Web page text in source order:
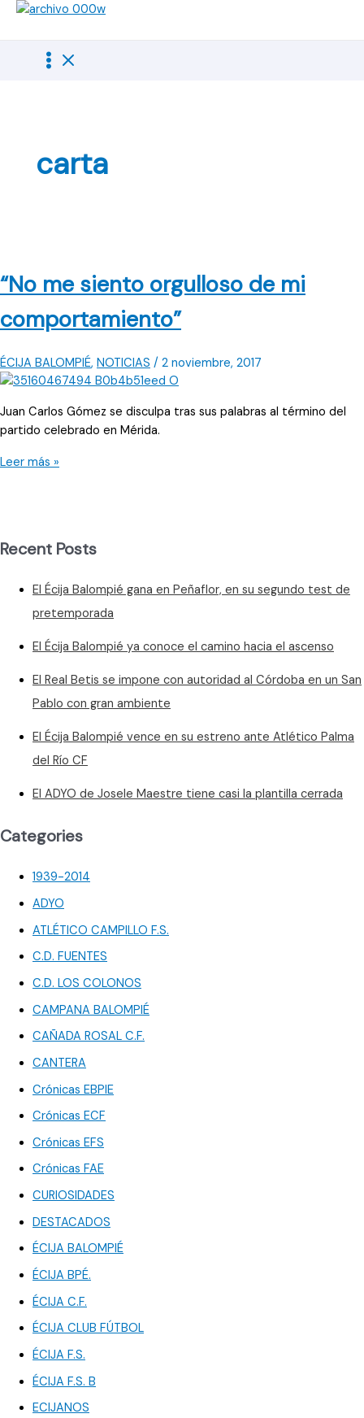
carta
“No me siento orgulloso de mi
comportamiento”
ÉCIJA BALOMPIÉ, NOTICIAS / 2 noviembre, 2017
Juan Carlos Gómez se disculpa tras sus palabras al término del
partido celebrado en Mérida.
“No
mi
Leer más »
Recent Posts
El Écija Balompié gana en Peñaflor, en su segundo test de
pretemporada
El Écija Balompié ya conoce el camino hacia el ascenso
El Real Betis se impone con autoridad al Córdoba en un San
Pablo con gran ambiente
El Écija Balompié vence en su estreno ante Atlético Palma
del Río CF
El ADYO de Josele Maestre tiene casi la plantilla cerrada
Categories
1939-2014
ADYO
ATLÉTICO CAMPILLO F.S.
C.D. FUENTES
C.D. LOS COLONOS
CAMPANA BALOMPIÉ
CAÑADA ROSAL C.F.
CANTERA
Crónicas EBPIE
Crónicas ECF
Crónicas EFS
Crónicas FAE
CURIOSIDADES
DESTACADOS
ÉCIJA BALOMPIÉ
ÉCIJA BPÉ.
ÉCIJA C.F.
ÉCIJA CLUB FÚTBOL
ÉCIJA F.S.
ÉCIJA F.S. B
ECIJANOS